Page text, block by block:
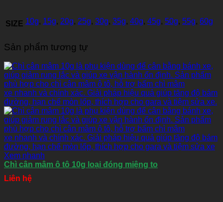
SIZE 10g, 15g, 20g, 25g, 30g, 35g, 40g, 45g, 50g, 55g, 60g
Sản phẩm tương tự
Xem nhanh
Chì cân mâm ô tô 10g loại đóng miệng to
Liên hệ